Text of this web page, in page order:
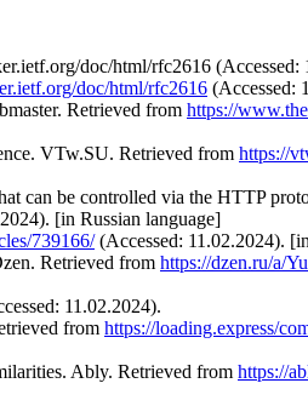
doc/html/rfc2616 (Accessed:
doc/html/rfc2616 (Accessed:
Retrieved from https://
VTw.SU. Retrieved from https://
can be controlled via the HTTP
[in Russian language]
739166/(Accessed: 11.02.2024).
Retrieved from https://dzen.ru/a/
11.02.2024).
from https://loading.express/
Ably. Retrieved from https://